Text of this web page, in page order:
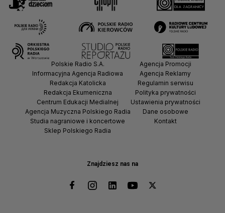
Znajdziesz nas na
Polskie Radio S.A.
Informacyjna Agencja Radiowa
Redakcja Katolicka
Redakcja Ekumeniczna
Centrum Edukacji Medialnej
Agencja Muzyczna Polskiego Radia
Studia nagraniowe i koncertowe
Sklep Polskiego Radia
Agencja Promocji
Agencja Reklamy
Regulamin serwisu
Polityka prywatności
Ustawienia prywatności
Dane osobowe
Kontakt